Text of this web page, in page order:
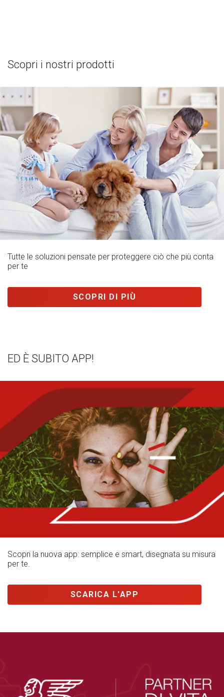
Scopri i nostri prodotti
Tutte le soluzioni pensate per proteggere ciò che più conta
per te
SCOPRI DI PIÙ
ED È SUBITO APP!
Scopri la nuova app: semplice e smart, disegnata su misura
per te.
SCARICA L'APP